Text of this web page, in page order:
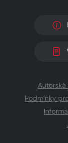
Podmínky